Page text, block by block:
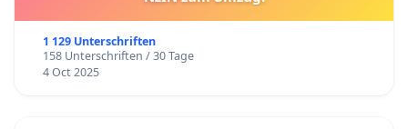
1 129 Unterschriften
158 Unterschriften / 30 Tage
4 Oct 2025